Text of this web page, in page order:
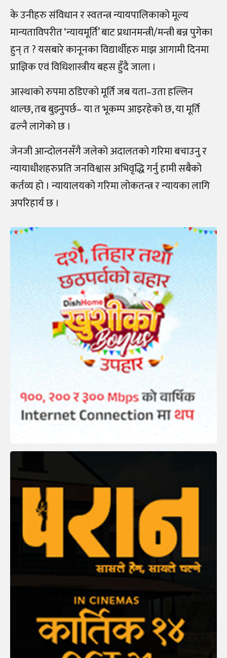
के उनीहरु संविधान र स्वतन्त्र न्यायपालिकाको मूल्य
मान्यताविपरीत ‘न्यायमूर्ति’ बाट प्रधानमन्त्री/मन्त्री बन्न पुगेका
हुन् त ? यसबारे कानूनका विद्यार्थीहरु माझ आगामी दिनमा
प्राज्ञिक एवं विधिशास्त्रीय बहस हुँदै जाला ।
आस्थाको रुपमा ठडिएको मूर्ति जब यता–उता हल्लिन
थाल्छ, तब बुझ्नुपर्छ– या त भूकम्प आइरहेको छ, या मूर्ति
ढल्नै लागेको छ ।
जेनजी आन्दोलनसँगै जलेको अदालतको गरिमा बचाउनु र
न्यायाधीशहरुप्रति जनविश्वास अभिवृद्धि गर्नु हामी सबैको
कर्तव्य हो । न्यायालयको गरिमा लोकतन्त्र र न्यायका लागि
अपरिहार्य छ ।